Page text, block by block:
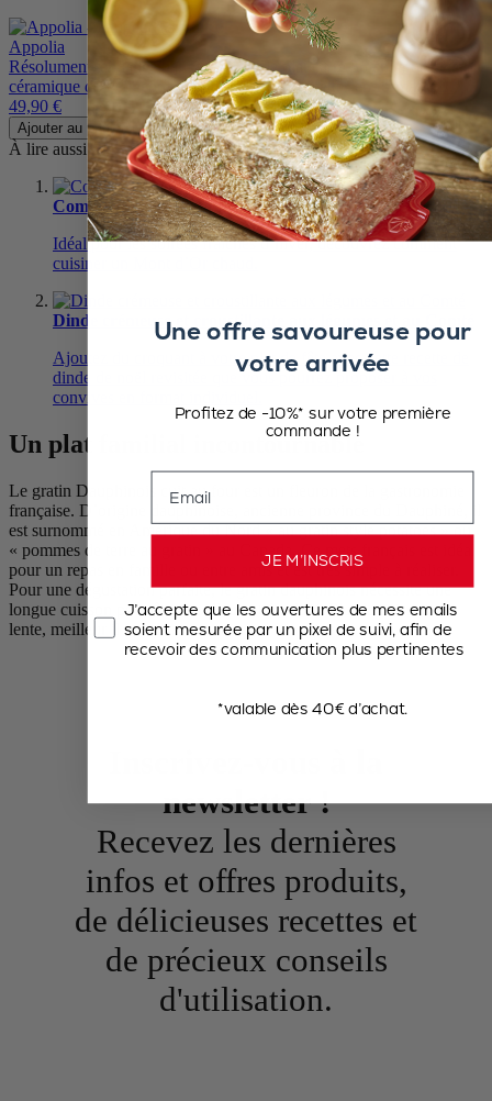
Appolia
Résolument tendance par sa couleur, le plat carré 36 cm ardoise en
céramique de Peugeot accueille toutes les recettes en format XL.
49,90 €
Ajouter au panier
À lire aussi
Comment cuisiner un Mont d’Or chaud ?
Idéal pour les soirées fraîches d’hiver, découvrez comment
cuisiner un Mont d’Or chaud.
Dinde crémeuse et croustillante aux légumes et au Comté
Ajoutez du croquant à votre plat de fête avec cette recette de
dinde de noël revisitée que vous pourrez proposer à vos
convives en format individuel.
Un plat familial incontournable
Le gratin Dauphinois cuit au four est un fleuron de la gastronomie
française. D’origine dauphinoise, ancienne province du Dauphiné, il
est surnommé en Amérique du Nord « au gratin style potatoes » ou
« pommes de terre au gratin » au Canada. Ce mets français est idéal
pour un repas en famille ou entre amis et est très simple à réaliser.
Pour une dégustation parfaite, le gratin dauphinois nécessite une
longue cuisson pour être moelleux et fondant. Plus la cuisson est
lente, meilleur il sera !
newsletter !
Recevez les dernières
infos et offres produits,
de délicieuses recettes et
de précieux conseils
d'utilisation.
Une offre savoureuse pour
votre arrivée
Profitez de -10%* sur votre première
commande !
JE M’INSCRIS
J’accepte que les ouvertures de mes emails
soient mesurée par un pixel de suivi, afin de
recevoir des communication plus pertinentes
*valable dès 40€ d’achat.